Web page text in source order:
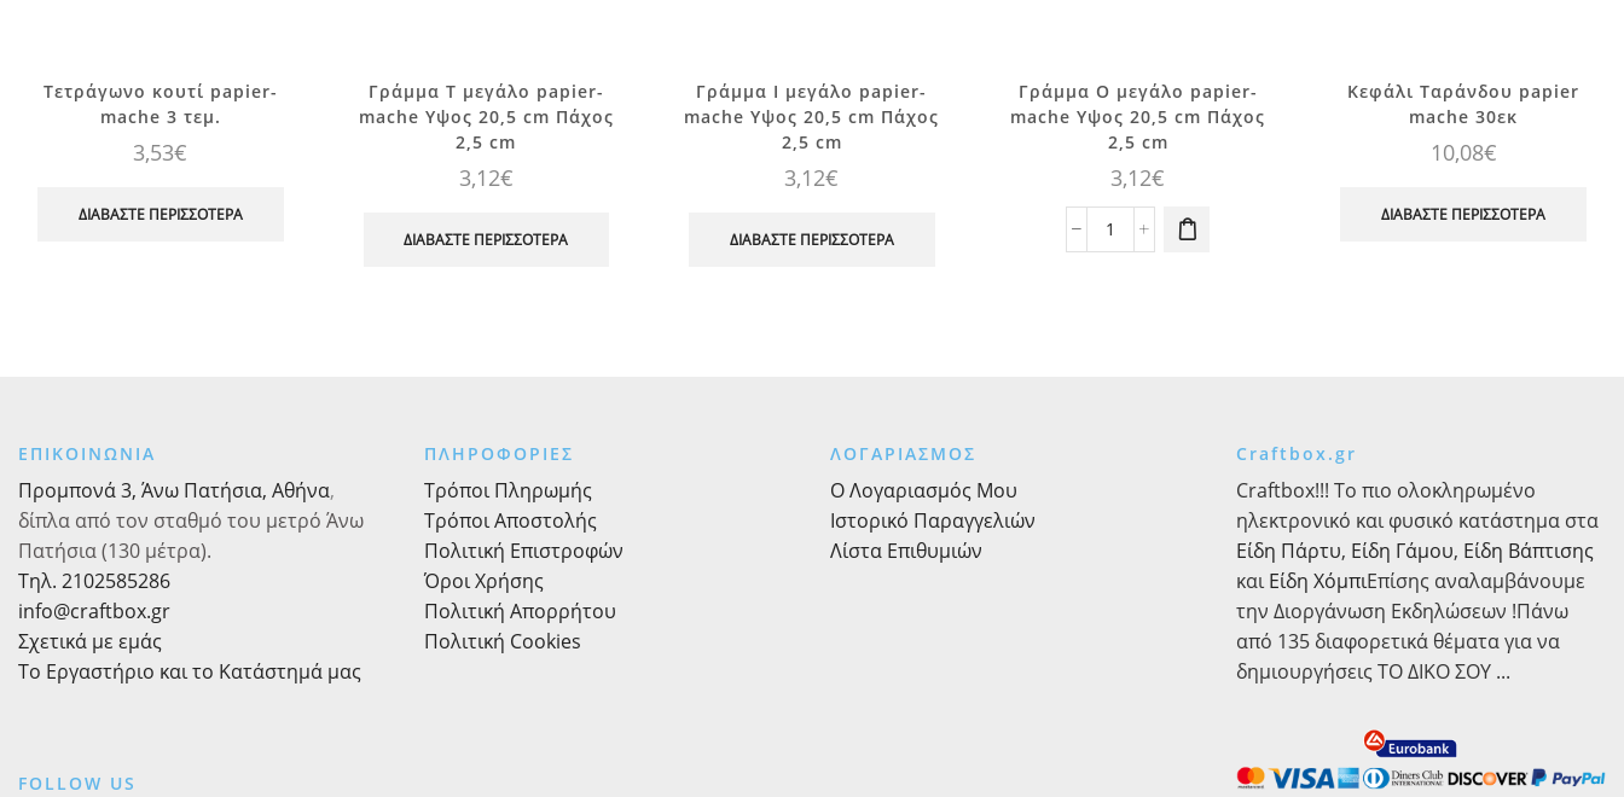
Tετράγωνο κουτί papier-
mache 3 τεμ.
3,53€
ΔΙΑΒΆΣΤΕ ΠΕΡΙΣΣΌΤΕΡΑ
Γράμμα T μεγάλο papier-
mache Yψος 20,5 cm Πάχος
2,5 cm
3,12€
ΔΙΑΒΆΣΤΕ ΠΕΡΙΣΣΌΤΕΡΑ
Γράμμα I μεγάλο papier-
mache Yψος 20,5 cm Πάχος
2,5 cm
3,12€
ΔΙΑΒΆΣΤΕ ΠΕΡΙΣΣΌΤΕΡΑ
Γράμμα O μεγάλο papier-
mache Yψος 20,5 cm Πάχος
2,5 cm
3,12€
Γράμμα
Κεφάλι Ταράνδου papier
mache 30εκ
10,08€
ΔΙΑΒΆΣΤΕ ΠΕΡΙΣΣΌΤΕΡΑ
ΕΠΙΚΟΙΝΩΝΙΑ
Προμπονά 3, Άνω Πατήσια, Αθήνα,
δίπλα από τον σταθμό του μετρό Άνω
Πατήσια (130 μέτρα).
Τηλ. 2102585286
info@craftbox.gr
Σχετικά με εμάς
Το Εργαστήριο και το Κατάστημά μας
FOLLOW US
ΠΛΗΡΟΦΟΡΙΕΣ
Τρόποι Πληρωμής
Τρόποι Αποστολής
Πολιτική Επιστροφών
Όροι Χρήσης
Πολιτική Απορρήτου
Πολιτική Cookies
ΛΟΓΑΡΙΑΣΜΟΣ
Ο Λογαριασμός Μου
Ιστορικό Παραγγελιών
Λίστα Επιθυμιών
Craftbox.gr
Craftbox!!! Το πιο ολοκληρωμένο
ηλεκτρονικό και φυσικό κατάστημα στα
Είδη Πάρτυ, Είδη Γάμου, Είδη Βάπτισης
και Είδη ΧόμπιΕπίσης αναλαμβάνουμε
την Διοργάνωση Εκδηλώσεων !Πάνω
από 135 διαφορετικά θέματα για να
δημιουργήσεις ΤΟ ΔΙΚΟ ΣΟΥ ...